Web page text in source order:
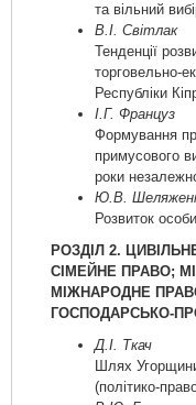
та вільний
В.І. Світлак
Тенденції
торговельно-
Республіки
І.Г. Француз
Формування
примусового
роки
Ю.В.
Розвиток
РОЗДІЛ 2.
СІМЕЙНЕ ПРАВО;
МІЖНАРОДНЕ
ГОСПОДАРСЬКО-
Д.І. Ткач
Шлях Угорщини
(політико-